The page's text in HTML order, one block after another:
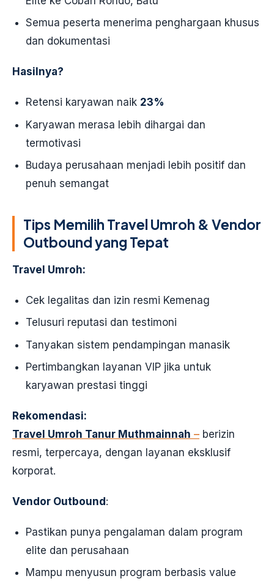
Semua peserta menerima penghargaan khusus
dan dokumentasi
Hasilnya?
Retensi karyawan naik 23%
Karyawan merasa lebih dihargai dan
termotivasi
Budaya perusahaan menjadi lebih positif dan
penuh semangat
Tips Memilih Travel Umroh & Vendor
Outbound yang Tepat
Travel Umroh:
Cek legalitas dan izin resmi Kemenag
Telusuri reputasi dan testimoni
Tanyakan sistem pendampingan manasik
Pertimbangkan layanan VIP jika untuk
karyawan prestasi tinggi
Rekomendasi:
Travel Umroh Tanur Muthmainnah – berizin
resmi, terpercaya, dengan layanan eksklusif
korporat.
Vendor Outbound :
Pastikan punya pengalaman dalam program
elite dan perusahaan
Mampu menyusun program berbasis value